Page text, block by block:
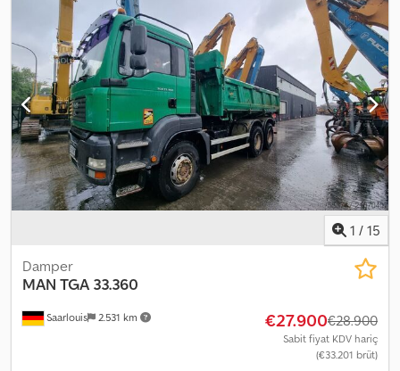
OD, 16 vites, manuel şanzıman Ön aks: Lastik ölçüsü: 385/65R22.5;
Süspansiyon: Yaprak yaylı süspansiyon Arka aks 1: Lastik ölçüsü:
315/80R22.5; Çift lastik; Süspansiyon: Hava süspansiyonu Arka aks 2:
Lastik ölçüsü: 315/80R22.5; Çift lastik; Süspansiyon: Hava
süspansiyonu Tahrik: Tekerlek Silindir sayısı: 6 Azami yüklü ağırlık:
26.000 kg Motor tipi: MAN D2066 LF Csdpjzqbbuefx Acmorf
Üstyapı markası: AJK = Ek opsiyonlar ve aksesuarlar = - Devrilme
hidroliği - Güç aktarım organı (PTO)
1 / 15
Saarlouis 2.531 km
Damper
MAN TGA 33.360
€27.900€28.900
Sabit fiyat KDV hariç
(€33.201 brüt)